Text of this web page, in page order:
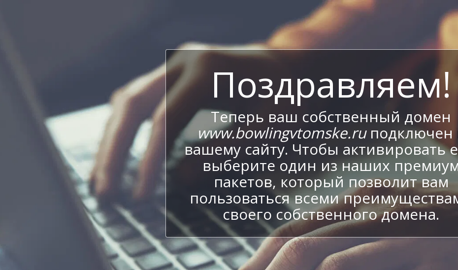
Поздравляем!
Теперь ваш собственный домен
www.bowlingvtomske.ruподключен
вашему сайту. Чтобы активировать
выберите один из наших
пакетов, который позволит вам
пользоваться всеми
своего собственного домена.